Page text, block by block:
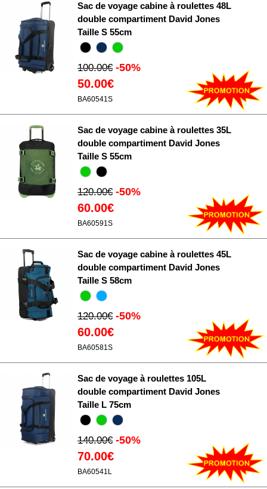
Sac de voyage cabine à roulettes 48L
double compartiment David Jones
Taille S 55cm
100.00€ -50%
50.00€
BA60541S
Sac de voyage cabine à roulettes 35L
double compartiment David Jones
Taille S 55cm
120.00€ -50%
60.00€
BA60591S
Sac de voyage cabine à roulettes 45L
double compartiment David Jones
Taille S 58cm
120.00€ -50%
60.00€
BA60581S
Sac de voyage à roulettes 105L
double compartiment David Jones
Taille L 75cm
140.00€ -50%
70.00€
BA60541L